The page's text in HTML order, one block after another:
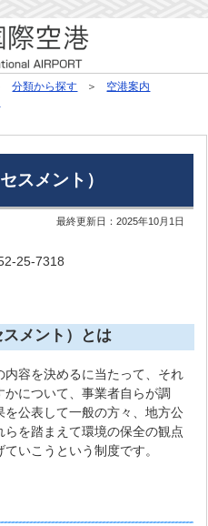
分類から探す
空港案内
スメント）
最終更新日：2025年10月1日
25-7318
メント）とは
容を決めるに当たって、それ
について、事業者自らが調
公表して一般の方々、地方公
を踏まえて環境の保全の観点
いこうという制度です。